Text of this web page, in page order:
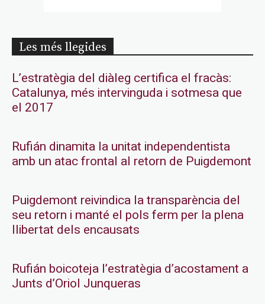
Les més llegides
L’estratègia del diàleg certifica el fracàs:
Catalunya, més intervinguda i sotmesa que
el 2017
Rufián dinamita la unitat independentista
amb un atac frontal al retorn de Puigdemont
Puigdemont reivindica la transparència del
seu retorn i manté el pols ferm per la plena
llibertat dels encausats
Rufián boicoteja l’estratègia d’acostament a
Junts d’Oriol Junqueras